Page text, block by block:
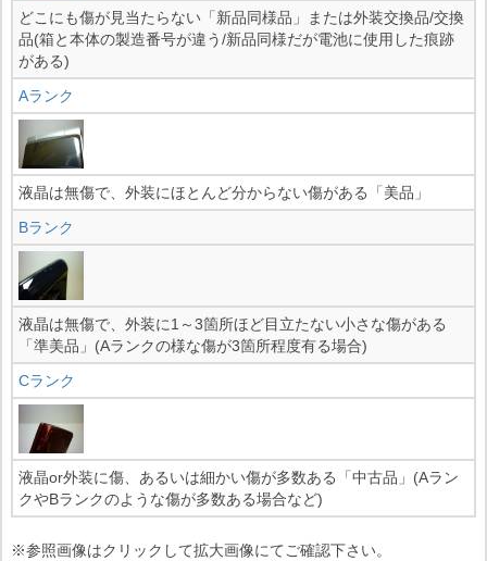
どこにも傷が見当たらない「新品同様品」または外装交換品/交換
品(箱と本体の製造番号が違う/新品同様だが電池に使用した痕跡
がある)
Aランク
液晶は無傷で、外装にほとんど分からない傷がある「美品」
Bランク
液晶は無傷で、外装に1～3箇所ほど目立たない小さな傷がある
「準美品」(Aランクの様な傷が3箇所程度有る場合)
Cランク
液晶or外装に傷、あるいは細かい傷が多数ある「中古品」(Aラン
クやBランクのような傷が多数ある場合など)
※参照画像はクリックして拡大画像にてご確認下さい。